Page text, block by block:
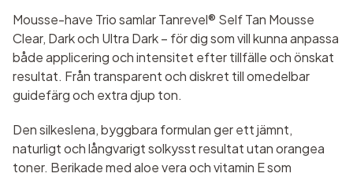
Mousse-have Trio samlar Tanrevel® Self Tan Mousse
Clear, Dark och Ultra Dark – för dig som vill kunna anpassa
både applicering och intensitet efter tillfälle och önskat
resultat. Från transparent och diskret till omedelbar
guidefärg och extra djup ton.
Den silkeslena, byggbara formulan ger ett jämnt,
naturligt och långvarigt solkysst resultat utan orangea
toner. Berikade med aloe vera och vitamin E som